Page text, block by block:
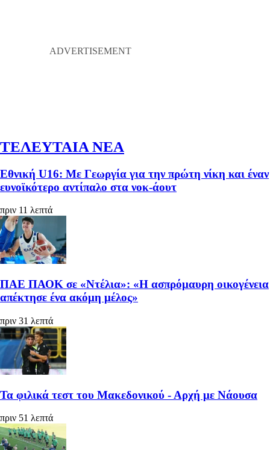
ΤΕΛΕΥΤΑΙΑ ΝΕΑ
Εθνική U16: Με Γεωργία για την πρώτη νίκη και έναν
ευνοϊκότερο αντίπαλο στα νοκ-άουτ
πριν 11 λεπτά
ΠΑΕ ΠΑΟΚ σε «Ντέλια»: «Η ασπρόμαυρη οικογένεια
απέκτησε ένα ακόμη μέλος»
πριν 31 λεπτά
Τα φιλικά τεστ του Μακεδονικού - Αρχή με Νάουσα
πριν 51 λεπτά